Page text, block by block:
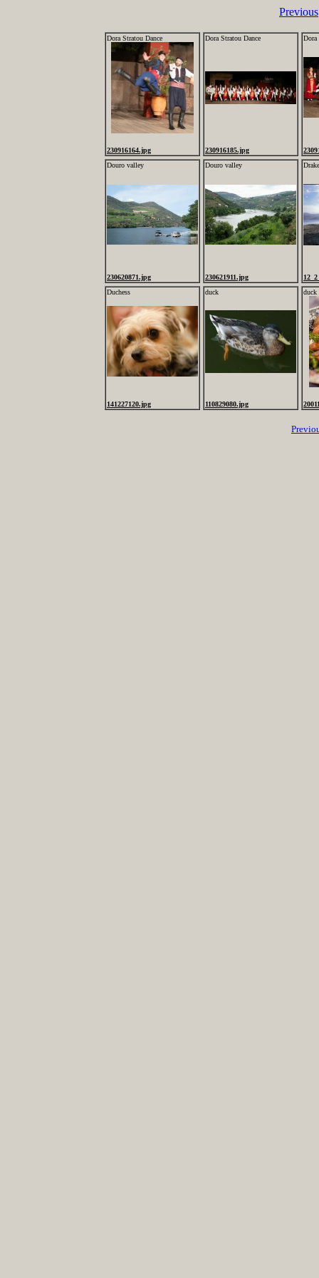
Previous
Dora Stratou Dance
230916164.jpg
Dora Stratou Dance
230916185.jpg
Dora
Douro valley
230620871.jpg
Douro valley
230621911.jpg
Duchess
141227120.jpg
duck
110829080.jpg
duck